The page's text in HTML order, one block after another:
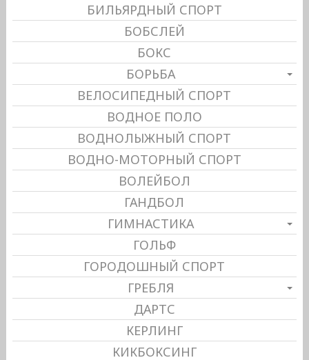
БИЛЬЯРДНЫЙ СПОРТ
БОБСЛЕЙ
БОКС
БОРЬБА
ВЕЛОСИПЕДНЫЙ СПОРТ
ВОДНОЕ ПОЛО
ВОДНОЛЫЖНЫЙ СПОРТ
ВОДНО-МОТОРНЫЙ СПОРТ
ВОЛЕЙБОЛ
ГАНДБОЛ
ГИМНАСТИКА
ГОЛЬФ
ГОРОДОШНЫЙ СПОРТ
ГРЕБЛЯ
ДАРТС
КЕРЛИНГ
КИКБОКСИНГ